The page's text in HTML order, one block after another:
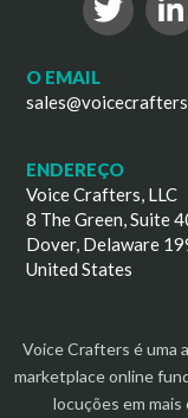
O EMAIL
ENDEREÇO
Voice Crafters, LLC
8 The Green, Suite
Dover, Delaware
United States
Voice Crafters é uma
marketplace online
locuções em